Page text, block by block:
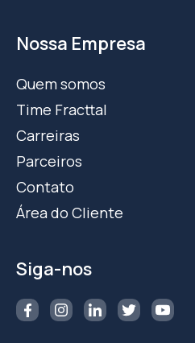
Nossa Empresa
Quem somos
Time Fracttal
Carreiras
Parceiros
Contato
Área do Cliente
Siga-nos